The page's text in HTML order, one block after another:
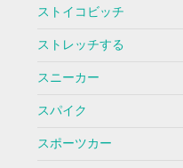
ストイコビッチ
ストレッチする
スニーカー
スパイク
スポーツカー